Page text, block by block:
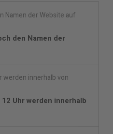
den Namen der
Uhr werden innerhalb